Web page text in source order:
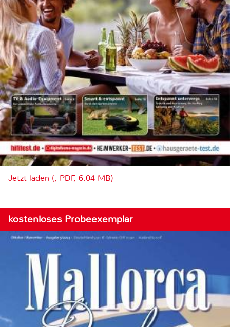
Jetzt laden (, PDF, 6.04 MB)
kostenloses Probeexemplar